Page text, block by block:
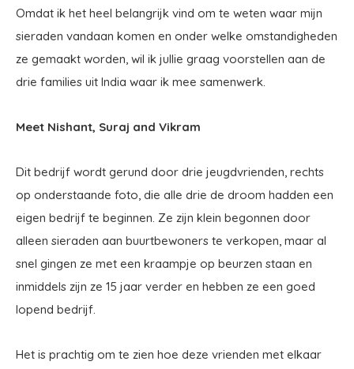
Omdat ik het heel belangrijk vind om te weten waar mijn
sieraden vandaan komen en onder welke omstandigheden
ze gemaakt worden, wil ik jullie graag voorstellen aan de
drie families uit India waar ik mee samenwerk.
Meet Nishant, Suraj and Vikram
Dit bedrijf wordt gerund door drie jeugdvrienden, rechts
op onderstaande foto, die alle drie de droom hadden een
eigen bedrijf te beginnen. Ze zijn klein begonnen door
alleen sieraden aan buurtbewoners te verkopen, maar al
snel gingen ze met een kraampje op beurzen staan en
inmiddels zijn ze 15 jaar verder en hebben ze een goed
lopend bedrijf.
Het is prachtig om te zien hoe deze vrienden met elkaar